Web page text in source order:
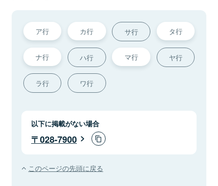
ア行 カ行 サ行 タ行
ナ行 ハ行 マ行 ヤ行
ラ行 ワ行
以下に掲載がない場合
028-7900
このページの先頭に戻る